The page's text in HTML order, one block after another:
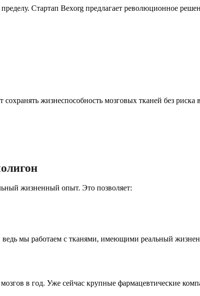
Стартап Bexorg предлагает революционное
жизнеспособность мозговых тканей без риска
жизненный опыт. Это позволяет:
мы работаем с тканями, имеющими реальный
в год. Уже сейчас крупные фармацевтические